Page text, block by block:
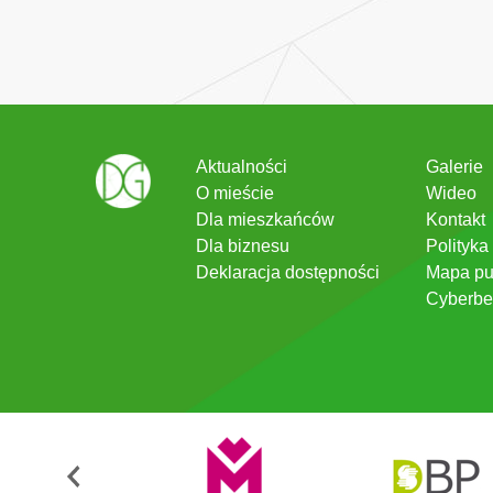
Aktualności
O mieście
Dla mieszkańców
Dla biznesu
Deklaracja dostępności
Galerie
Wideo
Kontakt
Mapa